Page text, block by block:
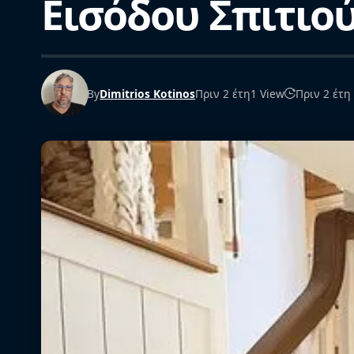
Εισόδου
ByDimitrios KotinosΠριν 2 έτη1 View Πριν 2 έτη